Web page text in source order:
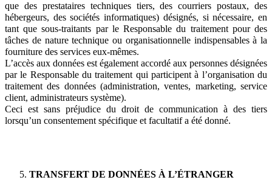
que des prestataires techniques tiers, des courriers postaux, des
hébergeurs, des sociétés informatiques) désignés, si nécessaire, en
tant que sous-traitants par le Responsable du traitement pour des
tâches de nature technique ou organisationnelle indispensables à la
fourniture des services eux-mêmes.
L’accès aux données est également accordé aux personnes désignées
par le Responsable du traitement qui participent à l’organisation du
traitement des données (administration, ventes, marketing, service
client, administrateurs système).
Ceci est sans préjudice du droit de communication à des tiers
lorsqu’un consentement spécifique et facultatif a été donné.
TRANSFERT DE DONNÉES À L’ÉTRANGER